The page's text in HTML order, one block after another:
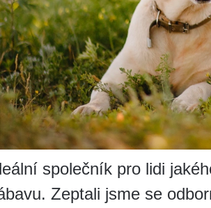
společník pro lidi
Zeptali jsme se